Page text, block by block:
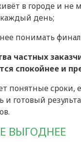
в городе и не
каждый день;
понимать
частных
спокойнее и
понятные сроки,
и готовый
ВЫГОДНЕЕ